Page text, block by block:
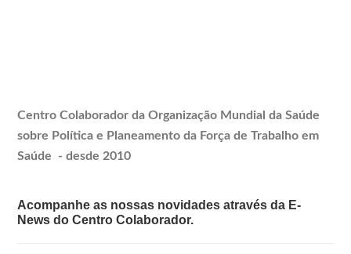
Centro Colaborador da Organização Mundial da Saúde
sobre Política e Planeamentoda Força de Trabalho em
Saúde - desde 2010
Acompanhe as nossas novidades através da E-
News do Centro Colaborador.